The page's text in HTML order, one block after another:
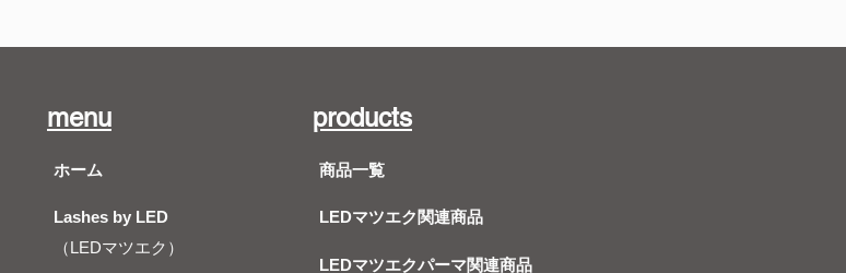
menu
ホーム
Lashes by LED
（LEDマツエク）
products
商品一覧
LEDマツエク関連商品
LEDマツエクパーマ関連商品